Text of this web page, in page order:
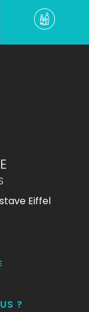
Eiffel
?